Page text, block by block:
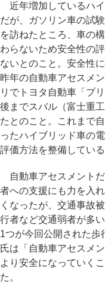
近年増加しているハ
だが、ガソリン車の試
を訪ねたところ、車の
わらないため安全性の
ないとのこと。安全性に
昨年の自動車アセスメ
リでトヨタ自動車「プ
後までスバル（富士重
たとのこと。これまで
ったハイブリッド車の
評価方法を整備してい
自動車アセスメント
者への支援にも力を入
くなったが、交通事故
行者など交通弱者が多
1つが今回公開された
氏は「自動車アセスメ
より安全になっていく
た。